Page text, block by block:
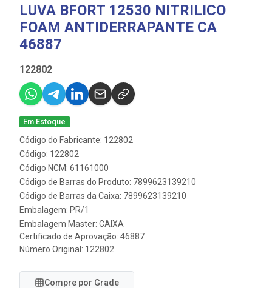
LUVA BFORT 12530 NITRILICO
FOAM ANTIDERRAPANTE CA
46887
122802
Em Estoque
Código do Fabricante: 122802
Código: 122802
Código NCM: 61161000
Código de Barras do Produto: 7899623139210
Código de Barras da Caixa: 7899623139210
Embalagem: PR/1
Embalagem Master: CAIXA
Certificado de Aprovação: 46887
Número Original: 122802
Compre por Grade